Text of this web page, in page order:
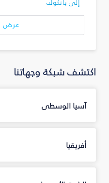
إلى بانكوك
عرض
اكتشف شبكة وجهاتنا
آسيا الوسطى
أفريقيا